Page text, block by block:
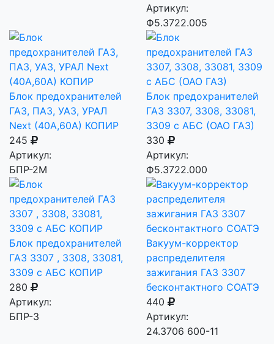
Артикул:
Ф5.3722.005
Блок предохранителей
ГАЗ, ПАЗ, УАЗ, УРАЛ
Next (40A,60A) КОПИР
245
Артикул:
БПР-2М
Блок предохранителей
ГАЗ 3307, 3308, 33081,
3309 с АБС (ОАО ГАЗ)
330
Артикул:
Ф5.3722.000
Блок предохранителей
ГАЗ 3307 , 3308, 33081,
3309 с АБС КОПИР
280
Артикул:
БПР-3
Вакуум-корректор
распределителя
зажигания ГАЗ 3307
бесконтактного СОАТЭ
440
Артикул:
24.3706 600-11